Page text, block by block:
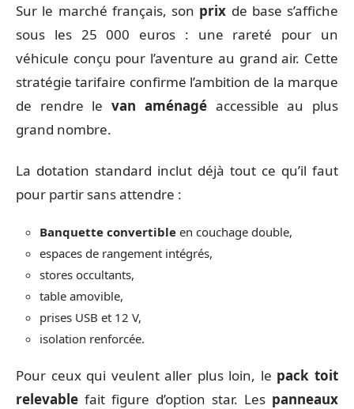
Sur le marché français, son prix de base s’affiche
sous les 25 000 euros : une rareté pour un
véhicule conçu pour l’aventure au grand air. Cette
stratégie tarifaire confirme l’ambition de la marque
de rendre levan aménagéaccessible au plus
grand nombre.
La dotation standard inclut déjà tout ce qu’il faut
pour partir sans attendre :
Banquette convertible en couchage double,
espaces de rangement intégrés,
stores occultants,
table amovible,
prises USB et 12 V,
isolation renforcée.
Pour ceux qui veulent aller plus loin, le pack toit
relevable fait figure d’option star. Les panneaux